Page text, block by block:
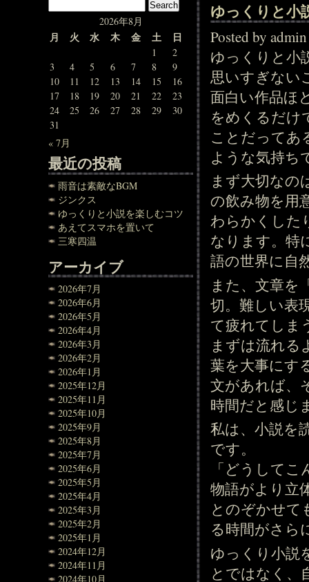
2026年8月
月 火 水 木 金 土 日
1
2
3
4 5 6 7 8
9
10
11 12 13 14 15
16
17
18 19 20 21 22
23
24
25 26 27 28 29
30
31
« 7月
最近の投稿
雨音は素敵なBGM
ジンクス
ゆっくりと小説を楽しむコツ
あえてスマホを置いて
三寒四温
アーカイブ
2026年7月
2026年6月
2026年5月
2026年4月
2026年3月
2026年2月
2026年1月
2025年12月
2025年11月
2025年10月
2025年9月
2025年8月
2025年7月
2025年6月
2025年5月
2025年4月
2025年3月
2025年2月
2025年1月
2024年12月
2024年11月
2024年10月
ゆっくりと小
Posted by
ゆっくりと小
思いすぎない
面白い作品ほ
をめくるだけ
ことだってあ
ような気持ち
まず大切なの
の飲み物を用
わらかくした
なります。特
語の世界に自
また、文章を
切。難しい表
て疲れてしま
まずは流れる
葉を大事にす
文があれば、
時間だと感じ
私は、小説を
です。
「どうして
物語がより立
とのぞかせて
る時間がさら
ゆっくり小説
とではなく、